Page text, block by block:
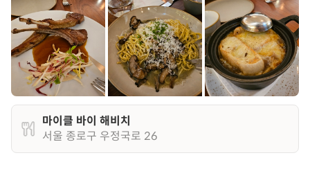
마이클 바이 해비치
서울 종로구 우정국로 26